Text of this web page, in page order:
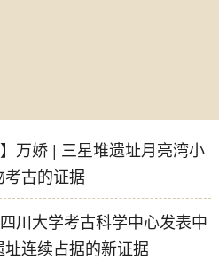
】万娇 | 三星堆遗址月亮湾小
古的证据
川大学考古科学中心发表中
连续占据的新证据